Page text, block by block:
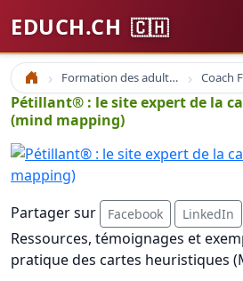
EDUCH.CH 🇨🇭
Accueil Formation des adultes
Pétillant® : le site expert de la
(mind mapping)
Partager sur Facebook LinkedIn
Ressources, témoignages et
pratique des cartes heuristiques